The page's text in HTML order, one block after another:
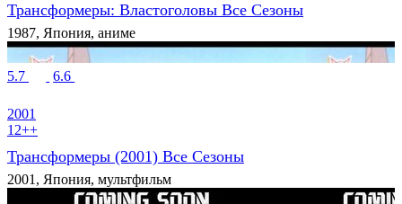
Трансформеры: Властоголовы Все Сезоны
1987, Япония, аниме
5.7 6.6
2001
12++
Трансформеры (2001) Все Сезоны
2001, Япония, мультфильм